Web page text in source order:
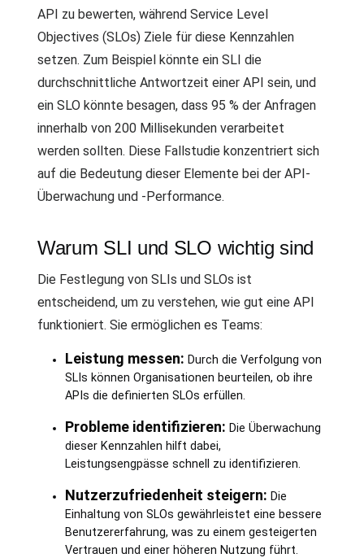
API zu bewerten, während Service Level
Objectives (SLOs) Ziele für diese Kennzahlen
setzen. Zum Beispiel könnte ein SLI die
durchschnittliche Antwortzeit einer API sein, und
ein SLO könnte besagen, dass 95 % der Anfragen
innerhalb von 200 Millisekunden verarbeitet
werden sollten. Diese Fallstudie konzentriert sich
auf die Bedeutung dieser Elemente bei der API-
Überwachung und -Performance.
Warum SLI und SLO wichtig sind
Die Festlegung von SLIs und SLOs ist
entscheidend, um zu verstehen, wie gut eine API
funktioniert. Sie ermöglichen es Teams:
Leistung messen: Durch die Verfolgung von
SLIs können Organisationen beurteilen, ob ihre
APIs die definierten SLOs erfüllen.
Probleme identifizieren: Die Überwachung
dieser Kennzahlen hilft dabei,
Leistungsengpässe schnell zu identifizieren.
Nutzerzufriedenheit steigern: Die
Einhaltung von SLOs gewährleistet eine bessere
Benutzererfahrung, was zu einem gesteigerten
Vertrauen und einer höheren Nutzung führt.